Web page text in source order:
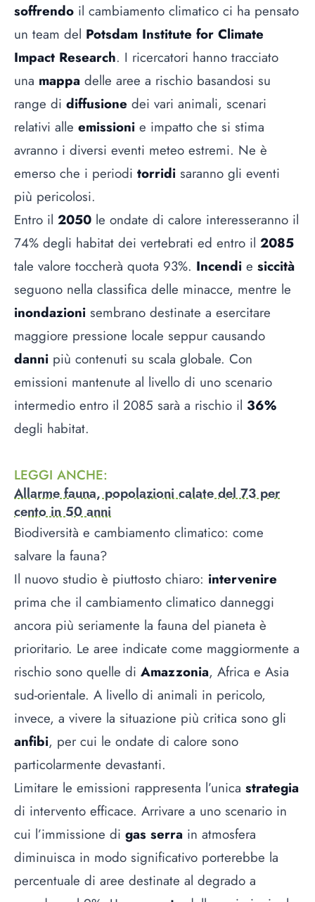
soffrendo il cambiamento climatico ci ha pensato
un team del Potsdam Institute for Climate
Impact Research. I ricercatori hanno tracciato
una mappa delle aree a rischio basandosi su
range di diffusione dei vari animali, scenari
relativi alle emissioni e impatto che si stima
avranno i diversi eventi meteo estremi. Ne è
emerso che i periodi torridi saranno gli eventi
più pericolosi.
Entro il 2050 le ondate di calore interesseranno il
74% degli habitat dei vertebrati ed entro il 2085
tale valore toccherà quota 93%. Incendi e siccità
seguono nella classifica delle minacce, mentre le
inondazioni sembrano destinate a esercitare
maggiore pressione locale seppur causando
danni più contenuti su scala globale. Con
emissioni mantenute al livello di uno scenario
intermedio entro il 2085 sarà a rischio il 36%
degli habitat.
LEGGI ANCHE:
Allarme fauna, popolazioni calate del 73 per
cento in 50 anni
Biodiversità e cambiamento climatico: come
salvare la fauna?
Il nuovo studio è piuttosto chiaro: intervenire
prima che il cambiamento climatico danneggi
ancora più seriamente la fauna del pianeta è
prioritario. Le aree indicate come maggiormente a
rischio sono quelle di Amazzonia, Africa e Asia
sud-orientale. A livello di animali in pericolo,
invece, a vivere la situazione più critica sono gli
anfibi, per cui le ondate di calore sono
particolarmente devastanti.
Limitare le emissioni rappresenta l’unica strategia
di intervento efficace. Arrivare a uno scenario in
cui l’immissione di gas serra in atmosfera
diminuisca in modo significativo porterebbe la
percentuale di aree destinate al degrado a